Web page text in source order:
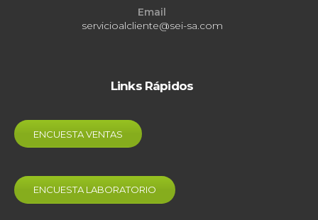
Email
servicioalcliente@sei-sa.com
Links Rápidos
ENCUESTA VENTAS
ENCUESTA LABORATORIO